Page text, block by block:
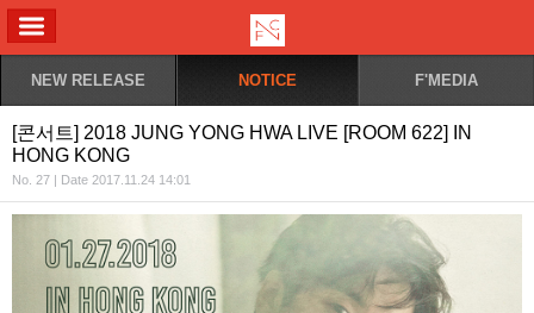
NEW RELEASE NOTICE F'MEDIA
[콘서트] 2018 JUNG YONG HWA LIVE [ROOM 622] IN
HONG KONG
No. 27 | Date 2017.11.24 14:01